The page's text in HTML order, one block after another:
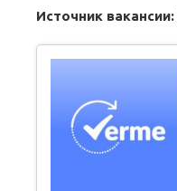
Источник вакансии: